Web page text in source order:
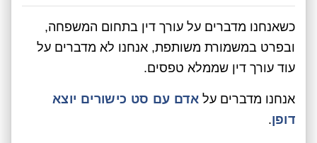
כשאנחנו מדברים על עורך דין בתחום המשפחה,
ובפרט במשמורת משותפת, אנחנו לא מדברים על
עוד עורך דין שממלא טפסים.
אנחנו מדברים על אדם עם סט כישורים יוצא
דופן.